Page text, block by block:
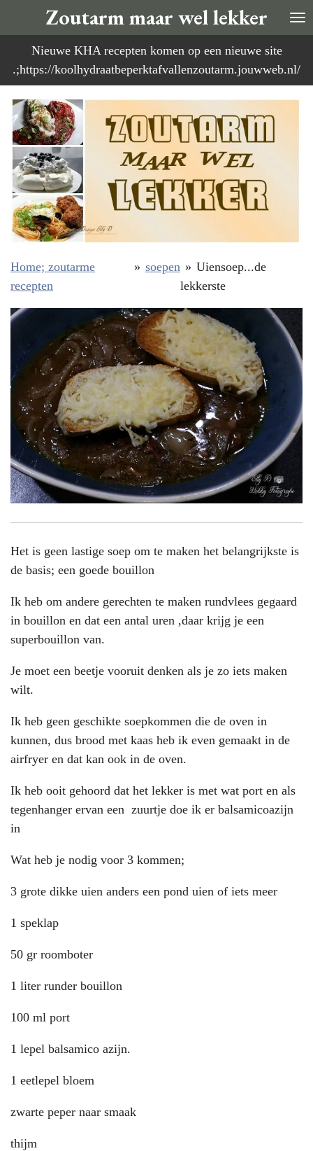
direct
naar
de
Zoutarm maar wel lekker
Nieuwe KHA recepten komen op een nieuwe site
.;https://koolhydraatbeperktafvallenzoutarm.jouwweb.nl/
Home; zoutarme
recepten
» soepen » Uiensoep...de
lekkerste
Het is geen lastige soep om te maken het belangrijkste is
de basis; een goede bouillon
Ik heb om andere gerechten te maken rundvlees gegaard
in bouillon en dat een antal uren ,daar krijg je een
superbouillon van.
Je moet een beetje vooruit denken als je zo iets maken
wilt.
Ik heb geen geschikte soepkommen die de oven in
kunnen, dus brood met kaas heb ik even gemaakt in de
airfryer en dat kan ook in de oven.
Ik heb ooit gehoord dat het lekker is met wat port en als
tegenhanger ervan een zuurtje doe ik er balsamicoazijn
in
Wat heb je nodig voor 3 kommen;
3 grote dikke uien anders een pond uien of iets meer
1 speklap
50 gr roomboter
1 liter runder bouillon
100 ml port
1 lepel balsamico azijn.
1 eetlepel bloem
zwarte peper naar smaak
thijm